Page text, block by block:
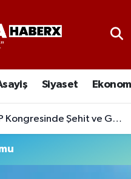
Siyaset
Şehit ve Gazi Vurgusu